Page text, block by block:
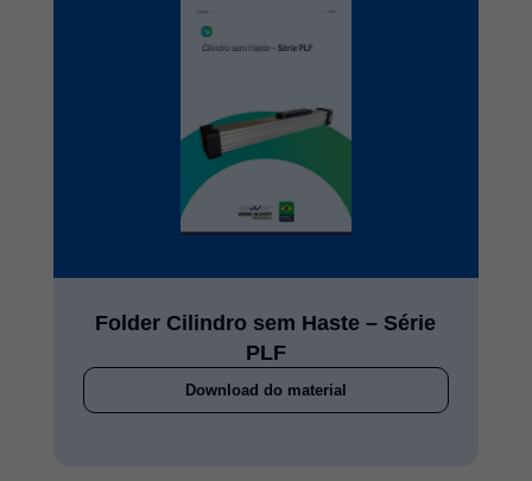
Folder Cilindro sem Haste – Série
PLF
Download do material